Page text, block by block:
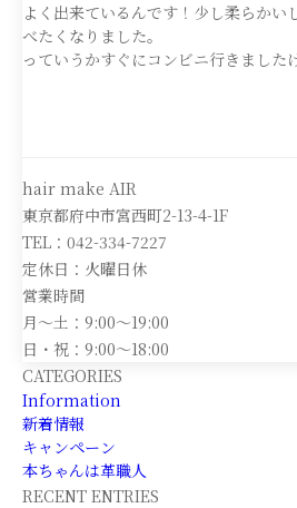
よく出来ているんです！少し柔らかい
べたくなりました。
っていうかすぐにコンビニ行きました
hair make AIR
東京都府中市宮西町2-13-4-1F
TEL：042-334-7227
定休日：火曜日休
営業時間
月～土：9:00～19:00
日・祝：9:00～18:00
CATEGORIES
Information
新着情報
キャンペーン
本ちゃんは革職人
RECENT ENTRIES